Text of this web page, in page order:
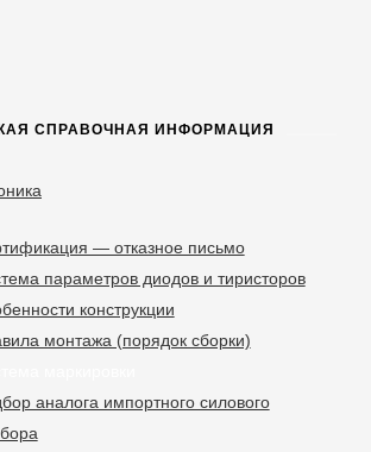
СПРАВОЧНАЯ ИНФОРМАЦИЯ
— отказное письмо
параметров диодов и тиристоров
конструкции
монтажа (порядок сборки)
аналога импортного силового